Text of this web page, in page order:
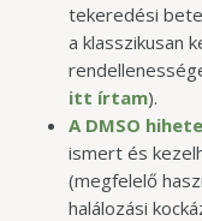
tekeredési
a klasszikusan
itt írtam).
A DMSO
ismert és
(megfelelő
halálozási